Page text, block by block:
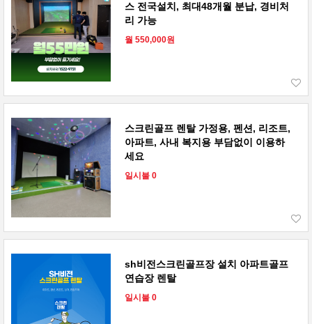
스 전국설치, 최대48개월 분납, 경비처
리 가능
월 550,000원
스크린골프 렌탈 가정용, 펜션, 리조트,
아파트, 사내 복지용 부담없이 이용하
세요
일시불 0
sh비전스크린골프장 설치 아파트골프
연습장 렌탈
일시불 0